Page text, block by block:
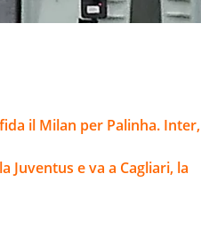
il Milan per Palinha. Inter,
Juventus e va a Cagliari, la